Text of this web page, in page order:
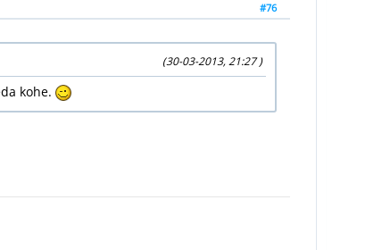
#76
(30-03-2013, 21:27 )
kohe.